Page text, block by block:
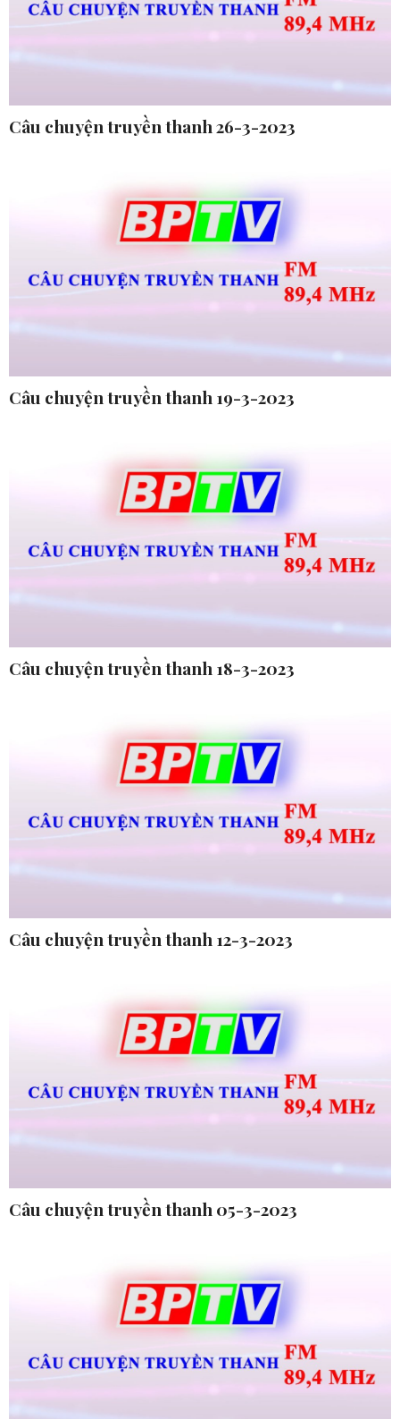
Câu chuyện truyền thanh 26-3-2023
Câu chuyện truyền thanh 19-3-2023
Câu chuyện truyền thanh 18-3-2023
Câu chuyện truyền thanh 12-3-2023
Câu chuyện truyền thanh 05-3-2023